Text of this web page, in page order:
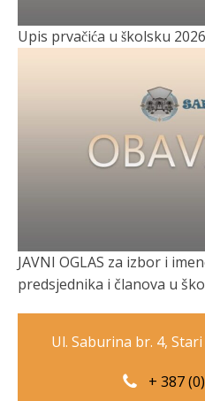
Upis prvačića u školsku
JAVNI OGLAS za izbor i
predsjednika i članova u
Ul. Saburina br. 4,
+ 387